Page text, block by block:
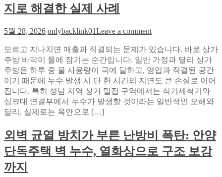
이
미
지
전
략
예
약
전
확
인
해
야
가
지
실
지로 해결한 실제 사례
5월 28, 2026 onlybacklink01Leave a commenton
방
바
닥
이
물
에
다
면?
성
모르고 지나치면 매출과 직결되는 문제가 있습니다. 바로 상가
주방 바닥이 물에 잠기는 순간입니다. 일반 가정과 달리 상가
주방은 하루 중 물 사용량이 극에 달하고, 영업과 직결된 공간
이기 때문에 누수 발생 시 단 한 시간의 지연도 큰 손실로 이어
집니다. 특히 성남 지역 상가 밀집 구역에서는 식기세척기와
싱크대 연결부에서 누수가 발생할 것이라는 일반적인 오해와
달리, 실제로는 육안으로 […]
외벽 균열 방치가 부른 난방비 폭탄: 안양
단독주택 벽 누수, 열화상으로 구조 보강
까지